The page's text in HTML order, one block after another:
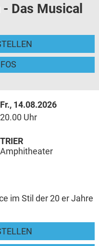
Das Musical
Fr., 14.08.2026
20.00 Uhr
im Stil der 20 er Jahre
TRIER
Amphitheater